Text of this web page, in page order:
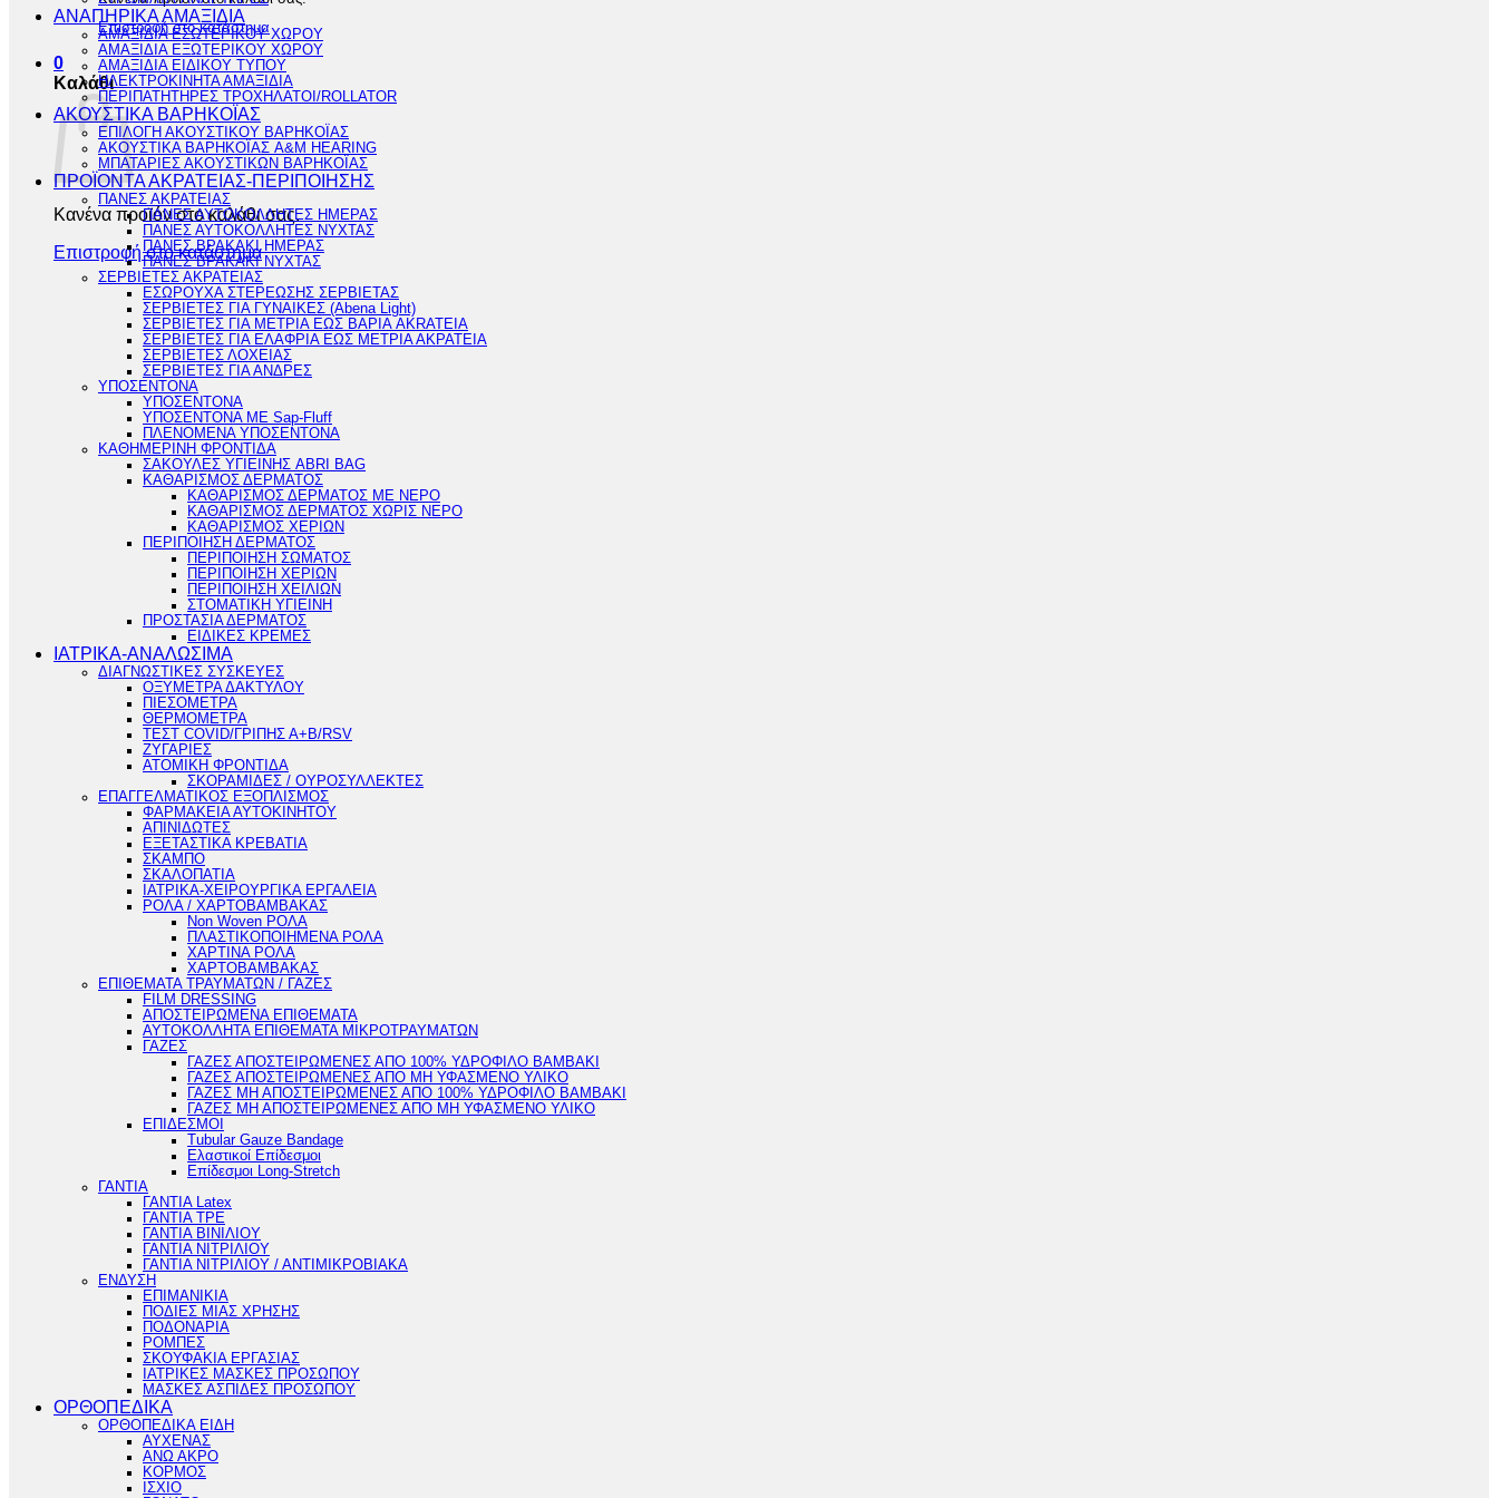
Επιστροφή στο κατάστημα
0
Καλάθι
Κανένα προϊόν στο καλάθι σας.
Επιστροφή στο κατάστημα
ΑΝΑΠΗΡΙΚΑ ΑΜΑΞΙΔΙΑ
ΑΜΑΞΙΔΙΑ ΕΣΩΤΕΡΙΚΟΥ ΧΩΡΟΥ
ΑΜΑΞΙΔΙΑ ΕΞΩΤΕΡΙΚΟΥ ΧΩΡΟΥ
ΑΜΑΞΙΔΙΑ ΕΙΔΙΚΟΥ ΤΥΠΟΥ
ΗΛΕΚΤΡΟΚΙΝΗΤΑ ΑΜΑΞΙΔΙΑ
ΠΕΡΙΠΑΤΗΤΗΡΕΣ ΤΡΟΧΗΛΑΤΟΙ/ROLLATOR
ΑΚΟΥΣΤΙΚΑ ΒΑΡΗΚΟΪΑΣ
ΕΠΙΛΟΓΗ ΑΚΟΥΣΤΙΚΟΥ ΒΑΡΗΚΟΪΑΣ
ΑΚΟΥΣΤΙΚΑ ΒΑΡΗΚΟΪΑΣ A&M HEARING
ΜΠΑΤΑΡΙΕΣ ΑΚΟΥΣΤΙΚΩΝ ΒΑΡΗΚΟΪΑΣ
ΠΡΟΪΟΝΤΑ ΑΚΡΑΤΕΙΑΣ-ΠΕΡΙΠΟΙΗΣΗΣ
ΠΑΝΕΣ ΑΚΡΑΤΕΙΑΣ
ΠΑΝΕΣ ΑΥΤΟΚΟΛΛΗΤΕΣ ΗΜΕΡΑΣ
ΠΑΝΕΣ ΑΥΤΟΚΟΛΛΗΤΕΣ ΝΥΧΤΑΣ
ΠΑΝΕΣ ΒΡΑΚΑΚΙ ΗΜΕΡΑΣ
ΠΑΝΕΣ ΒΡΑΚΑΚΙ ΝΥΧΤΑΣ
ΣΕΡΒΙΕΤΕΣ ΑΚΡΑΤΕΙΑΣ
ΕΣΩΡΟΥΧΑ ΣΤΕΡΕΩΣΗΣ ΣΕΡΒΙΕΤΑΣ
ΣΕΡΒΙΕΤΕΣ ΓΙΑ ΓΥΝΑΙΚΕΣ (Abena Light)
ΣΕΡΒΙΕΤΕΣ ΓΙΑ ΜΕΤΡΙΑ ΕΩΣ ΒΑΡΙΑ AKRATEIA
ΣΕΡΒΙΕΤΕΣ ΓΙΑ ΕΛΑΦΡΙΑ ΕΩΣ ΜΕΤΡΙΑ ΑΚΡΑΤΕΙΑ
ΣΕΡΒΙΕΤΕΣ ΛΟΧΕΙΑΣ
ΣΕΡΒΙΕΤΕΣ ΓΙΑ ΑΝΔΡΕΣ
ΥΠΟΣΕΝΤΟΝΑ
ΥΠΟΣΕΝΤΟΝΑ
ΥΠΟΣΕΝΤΟΝΑ ΜΕ Sap-Fluff
ΠΛΕΝΟΜΕΝΑ ΥΠΟΣΕΝΤΟΝΑ
ΚΑΘΗΜΕΡΙΝΗ ΦΡΟΝΤΙΔΑ
ΣΑΚΟΥΛΕΣ ΥΓΙΕΙΝΗΣ ABRI BAG
ΚΑΘΑΡΙΣΜΟΣ ΔΕΡΜΑΤΟΣ
ΚΑΘΑΡΙΣΜΟΣ ΔΕΡΜΑΤΟΣ ΜΕ ΝΕΡΟ
ΚΑΘΑΡΙΣΜΟΣ ΔΕΡΜΑΤΟΣ ΧΩΡΙΣ ΝΕΡΟ
ΚΑΘΑΡΙΣΜΟΣ ΧΕΡΙΩΝ
ΠΕΡΙΠΟΙΗΣΗ ΔΕΡΜΑΤΟΣ
ΠΕΡΙΠΟΙΗΣΗ ΣΩΜΑΤΟΣ
ΠΕΡΙΠΟΙΗΣΗ ΧΕΡΙΩΝ
ΠΕΡΙΠΟΙΗΣΗ ΧΕΙΛΙΩΝ
ΣΤΟΜΑΤΙΚΗ ΥΓΙΕΙΝΗ
ΠΡΟΣΤΑΣΙΑ ΔΕΡΜΑΤΟΣ
ΕΙΔΙΚΕΣ ΚΡΕΜΕΣ
ΙΑΤΡΙΚΑ-ΑΝΑΛΩΣΙΜΑ
ΔΙΑΓΝΩΣΤΙΚΕΣ ΣΥΣΚΕΥΕΣ
ΟΞΥΜΕΤΡΑ ΔΑΚΤΥΛΟΥ
ΠΙΕΣΟΜΕΤΡΑ
ΘΕΡΜΟΜΕΤΡΑ
ΤΕΣΤ COVID/ΓΡΙΠΗΣ Α+Β/RSV
ΖΥΓΑΡΙΕΣ
ΑΤΟΜΙΚΗ ΦΡΟΝΤΙΔΑ
ΣΚΟΡΑΜΙΔΕΣ / ΟΥΡΟΣΥΛΛΕΚΤΕΣ
ΕΠΑΓΓΕΛΜΑΤΙΚΟΣ ΕΞΟΠΛΙΣΜΟΣ
ΦΑΡΜΑΚΕΙΑ ΑΥΤΟΚΙΝΗΤΟΥ
ΑΠΙΝΙΔΩΤΕΣ
ΕΞΕΤΑΣΤΙΚΑ ΚΡΕΒΑΤΙΑ
ΣΚΑΜΠΟ
ΣΚΑΛΟΠΑΤΙΑ
ΙΑΤΡΙΚΑ-ΧΕΙΡΟΥΡΓΙΚΑ ΕΡΓΑΛΕΙΑ
ΡΟΛΑ / ΧΑΡΤΟΒΑΜΒΑΚΑΣ
Non Woven ΡΟΛΑ
ΠΛΑΣΤΙΚΟΠΟΙΗΜΕΝΑ ΡΟΛΑ
ΧΑΡΤΙΝΑ ΡΟΛΑ
ΧΑΡΤΟΒΑΜΒΑΚΑΣ
ΕΠΙΘΕΜΑΤΑ ΤΡΑΥΜΑΤΩΝ / ΓΑΖΕΣ
FILM DRESSING
ΑΠΟΣΤΕΙΡΩΜΕΝΑ ΕΠΙΘΕΜΑΤΑ
ΑΥΤΟΚΟΛΛΗΤΑ ΕΠΙΘΕΜΑΤΑ ΜΙΚΡΟΤΡΑΥΜΑΤΩΝ
ΓΑΖΕΣ
ΓΑΖΕΣ ΑΠΟΣΤΕΙΡΩΜΕΝΕΣ ΑΠΟ 100% ΥΔΡΟΦΙΛΟ ΒΑΜΒΑΚΙ
ΓΑΖΕΣ ΑΠΟΣΤΕΙΡΩΜΕΝΕΣ ΑΠΟ ΜΗ ΥΦΑΣΜΕΝΟ ΥΛΙΚΟ
ΓΑΖΕΣ ΜΗ ΑΠΟΣΤΕΙΡΩΜΕΝΕΣ ΑΠΟ 100% ΥΔΡΟΦΙΛΟ ΒΑΜΒΑΚΙ
ΓΑΖΕΣ ΜΗ ΑΠΟΣΤΕΙΡΩΜΕΝΕΣ ΑΠΟ ΜΗ ΥΦΑΣΜΕΝΟ ΥΛΙΚΟ
ΕΠΙΔΕΣΜΟΙ
Tubular Gauze Bandage
Ελαστικοί Επίδεσμοι
Επίδεσμοι Long-Stretch
ΓΑΝΤΙΑ
ΓΑΝΤΙΑ Latex
ΓΑΝΤΙΑ TPE
ΓΑΝΤΙΑ ΒΙΝΙΛΙΟΥ
ΓΑΝΤΙΑ ΝΙΤΡΙΛΙΟΥ
ΓΑΝΤΙΑ ΝΙΤΡΙΛΙΟΥ / ΑΝΤΙΜΙΚΡΟΒΙΑΚΑ
ΕΝΔΥΣΗ
ΕΠΙΜΑΝΙΚΙΑ
ΠΟΔΙΕΣ ΜΙΑΣ ΧΡΗΣΗΣ
ΠΟΔΟΝΑΡΙΑ
ΡΟΜΠΕΣ
ΣΚΟΥΦΑΚΙΑ ΕΡΓΑΣΙΑΣ
ΙΑΤΡΙΚΕΣ ΜΑΣΚΕΣ ΠΡΟΣΩΠΟΥ
ΜΑΣΚΕΣ ΑΣΠΙΔΕΣ ΠΡΟΣΩΠΟΥ
ΟΡΘΟΠΕΔΙΚΑ
ΟΡΘΟΠΕΔΙΚΑ ΕΙΔΗ
ΑΥΧΕΝΑΣ
ΑΝΩ ΑΚΡΟ
ΚΟΡΜΟΣ
ΙΣΧΙΟ